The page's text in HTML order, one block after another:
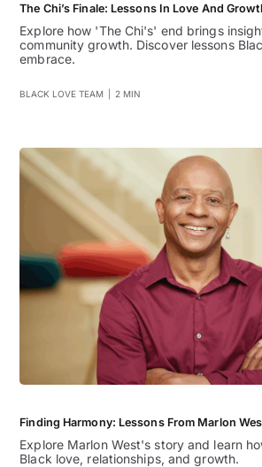
The Chi’s Finale: Lessons In Love And
Explore how 'The Chi's' end brings
community growth. Discover lessons
embrace.
BLACK LOVE TEAM 2 MIN
Finding Harmony: Lessons From Marlon
Explore Marlon West's story and learn
Black love, relationships, and growth.